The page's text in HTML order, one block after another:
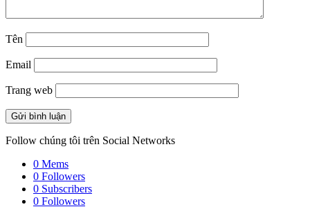
Tên
Email
Trang web
Follow chúng tôi trên Social Networks
0 Mems
0 Followers
0 Subscribers
0 Followers